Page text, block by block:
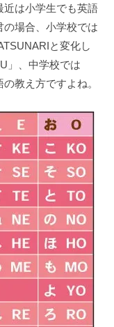
近は小学生でも英語
の場合、小学校では
と変化し
」、中学校では
教え方ですよね。